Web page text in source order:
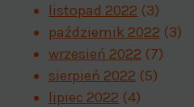
listopad 2022 (3)
październik 2022 (3)
wrzesień 2022 (7)
sierpień 2022 (5)
lipiec 2022 (4)